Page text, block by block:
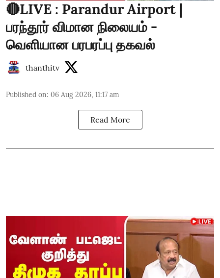
🔴LIVE : Parandur Airport |
பரந்தூர் விமான நிலையம் -
வெளியான பரபரப்பு தகவல்
thanthitv
Published on: 06 Aug 2026, 11:17 am
Read More